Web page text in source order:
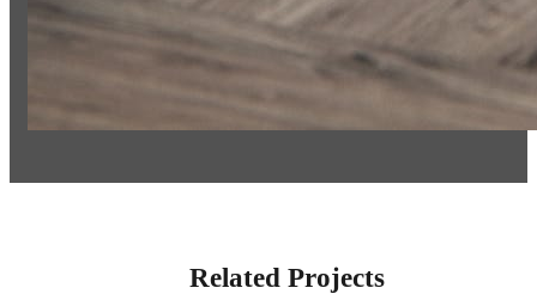
Related Projects